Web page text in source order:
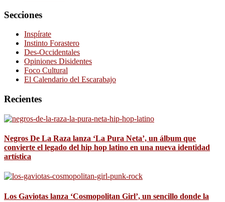
Secciones
Inspírate
Instinto Forastero
Des-Occidentales
Opiniones Disidentes
Foco Cultural
El Calendario del Escarabajo
Recientes
Negros De La Raza lanza ‘La Pura Neta’, un álbum que
convierte el legado del hip hop latino en una nueva identidad
artística
Los Gaviotas lanza ‘Cosmopolitan Girl’, un sencillo donde la